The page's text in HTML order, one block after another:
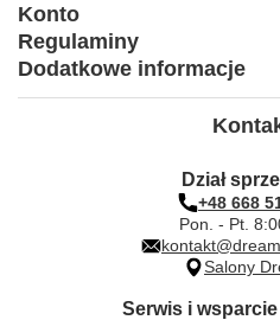
Konto
Regulaminy
Dodatkowe informacje
Dział
+48 668
Pon. - Pt.
Salony
Serwis i